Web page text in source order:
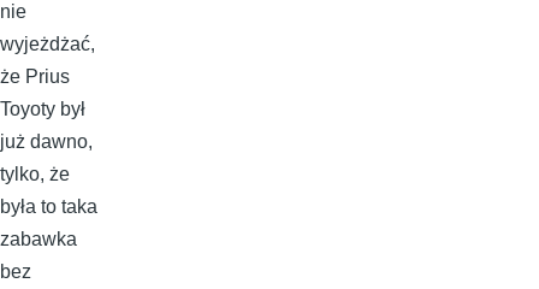
nie
wyjeżdżać,
że Prius
Toyoty był
już dawno,
tylko, że
była to taka
zabawka
bez